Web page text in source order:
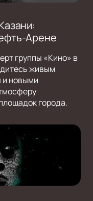
Арене
группы «Кино» в
живым
и новыми
города.